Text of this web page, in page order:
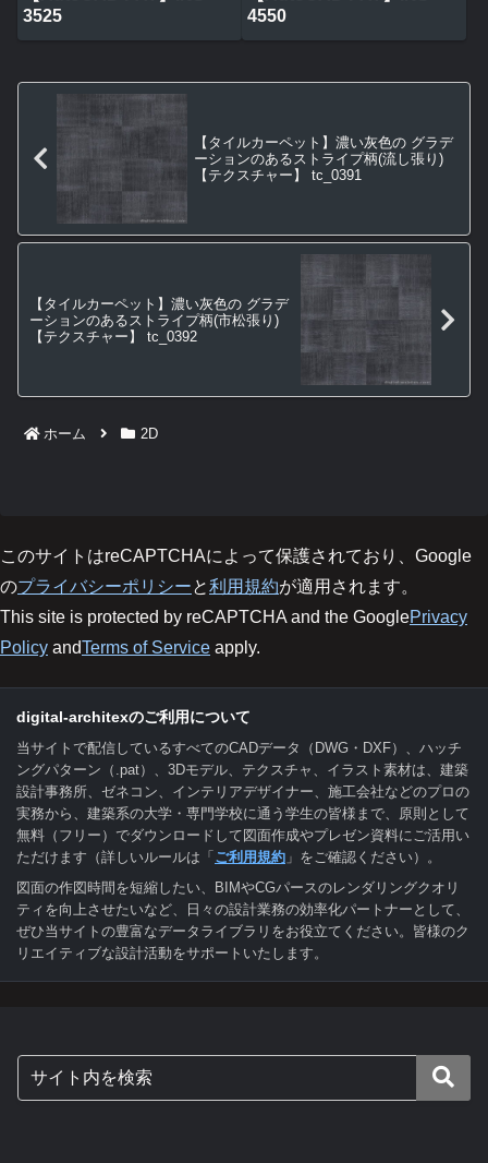
3525
4550
【タイルカーペット】濃い灰色の グラデ
ーションのあるストライプ柄(流し張り)
【テクスチャー】 tc_0391
【タイルカーペット】濃い灰色の グラデ
ーションのあるストライプ柄(市松張り)
【テクスチャー】 tc_0392
ホーム 2D
このサイトはreCAPTCHAによって保護されており、Google
のプライバシーポリシーと利用規約が適用されます。
This site is protected by reCAPTCHA and the GooglePrivacy
Policy andTerms of Service apply.
digital-architexのご利用について
当サイトで配信しているすべてのCADデータ（DWG・DXF）、ハッチ
ングパターン（.pat）、3Dモデル、テクスチャ、イラスト素材は、建築
設計事務所、ゼネコン、インテリアデザイナー、施工会社などのプロの
実務から、建築系の大学・専門学校に通う学生の皆様まで、原則として
無料（フリー）でダウンロードして図面作成やプレゼン資料にご活用い
ただけます（詳しいルールは「 ご利用規約 」をご確認ください）。
図面の作図時間を短縮したい、BIMやCGパースのレンダリングクオリ
ティを向上させたいなど、日々の設計業務の効率化パートナーとして、
ぜひ当サイトの豊富なデータライブラリをお役立てください。皆様のク
リエイティブな設計活動をサポートいたします。